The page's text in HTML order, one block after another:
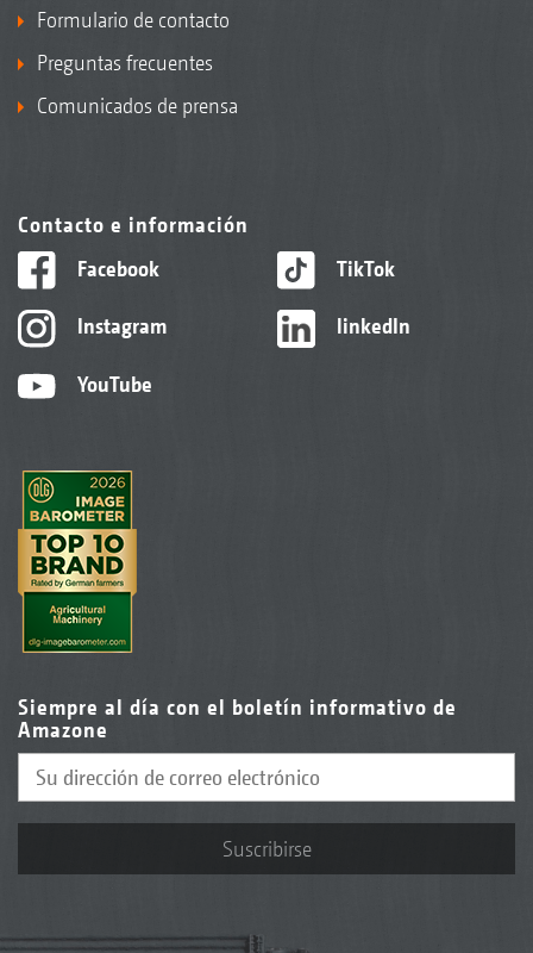
Formulario de contacto
Preguntas frecuentes
Comunicados de prensa
Contacto e información
Facebook
Instagram
YouTube
TikTok
linkedIn
Siempre al día con el boletín informativo de
Amazone
Suscribirse